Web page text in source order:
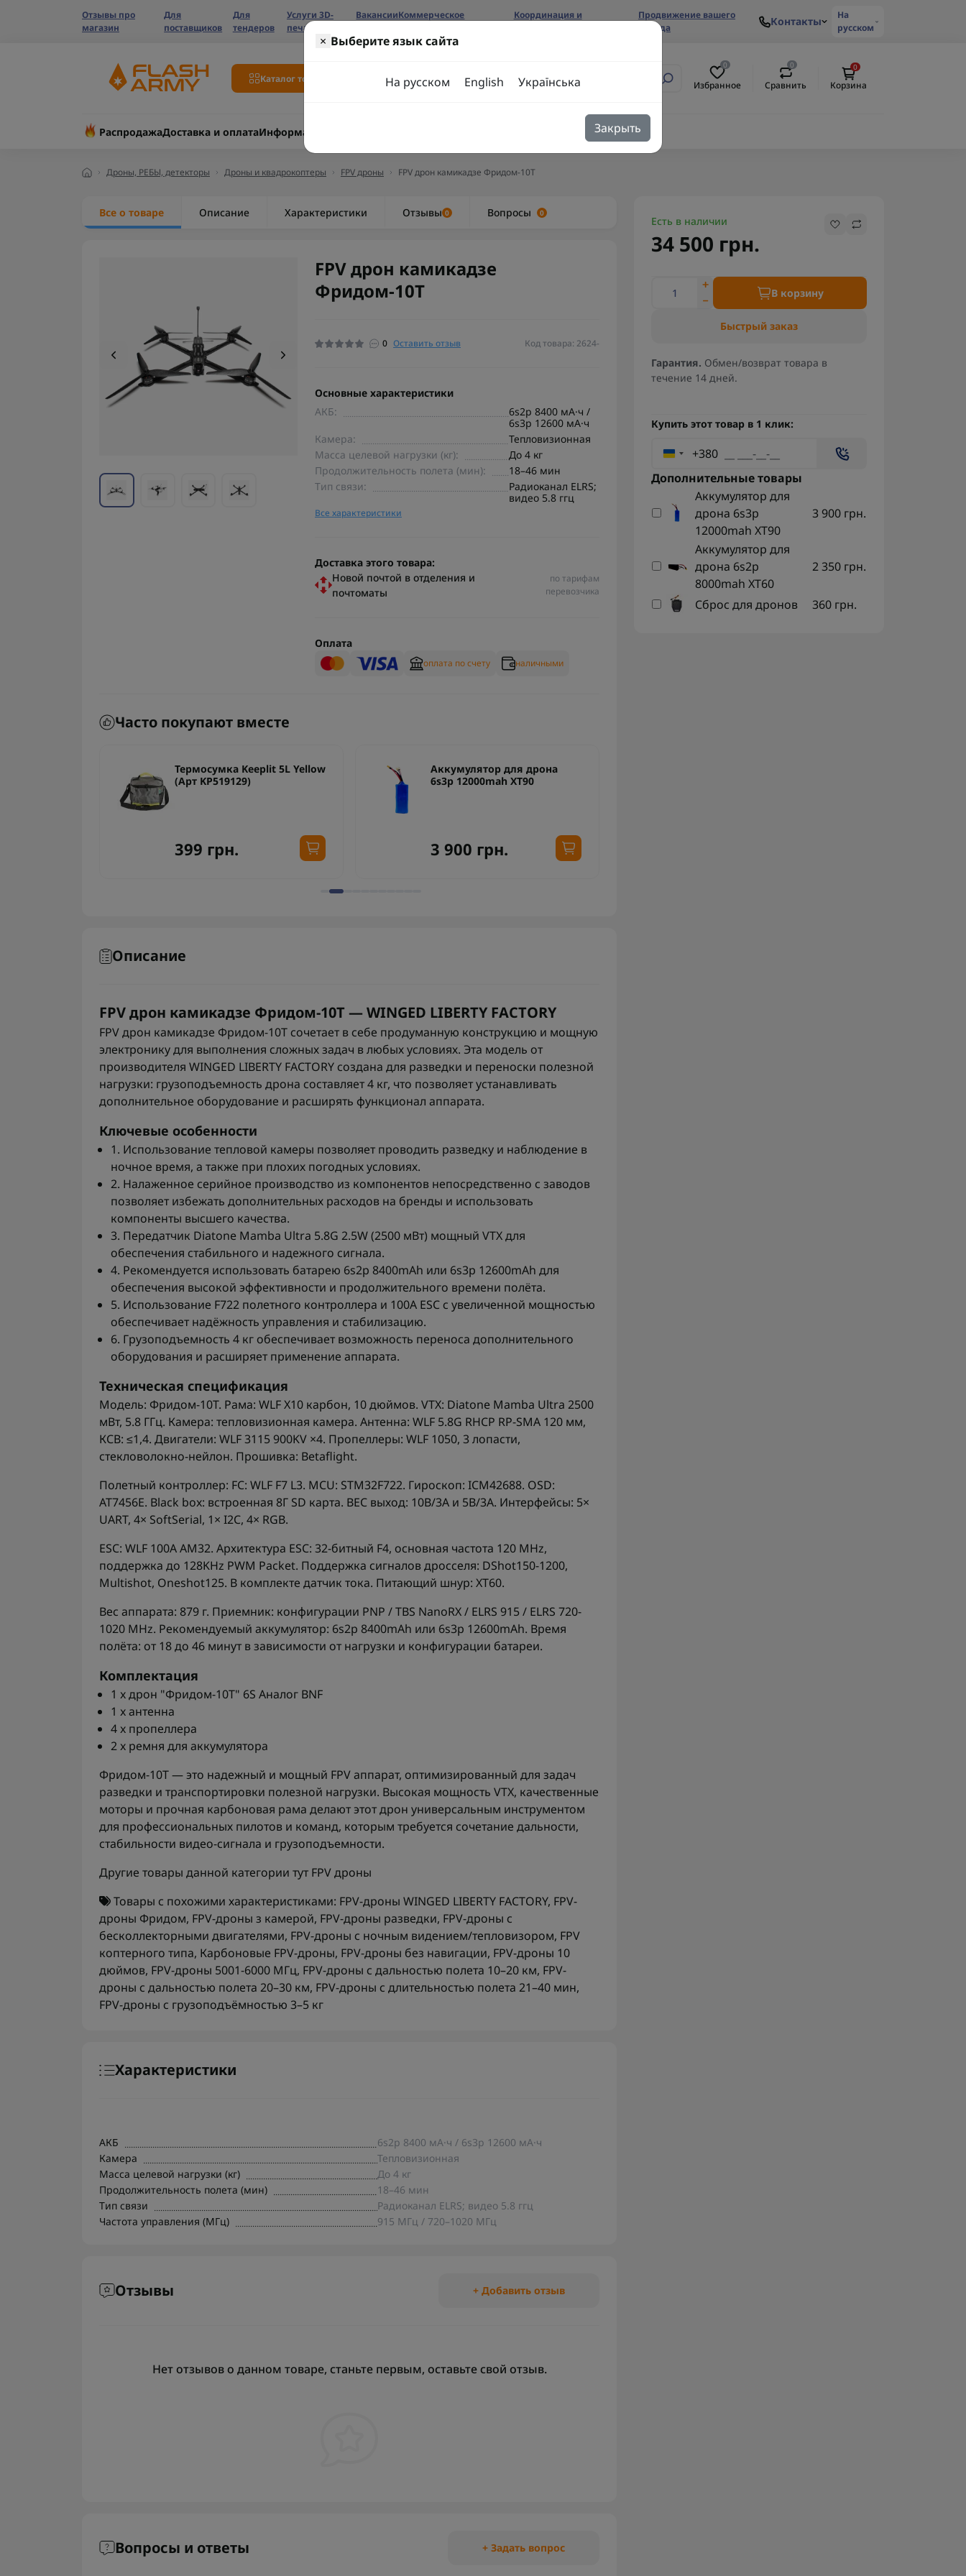
Отзывы про
магазин
Для
поставщиков
Для
тендеров
Услуги 3D-
печати
ВакансииКоммерческое
Координация и
Продвижение вашего
бренда
Контакты
На
русском
Каталог товаров
0
Избранное
0
Сравнить
0
Корзина
РаспродажаДоставка и оплатаИнформация
Дроны, РЕБЫ, детекторы Дроны и квадрокоптеры FPV дроны FPV дрон камикадзе Фридом-10Т
× Выберите язык сайта
На русском English Українська
Закрыть
Все о товаре Описание Характеристики Отзывы 0 Вопросы 0
FPV дрон камикадзе
Фридом-10Т
0 Оставить отзыв Код товара: 2624-
Есть в наличии
34 500 грн.
В корзину
Быстрый заказ
Гарантия. Обмен/возврат товара в
течение 14 дней.
Купить этот товар в 1 клик:
+380
Дополнительные товары
Аккумулятор для
дрона 6s3p
12000mah XT90
3 900 грн.
Аккумулятор для
дрона 6s2p
8000mah XT60
2 350 грн.
Сброс для дронов 360 грн.
Основные характеристики
АКБ:
6s2p 8400 мА·ч /
6s3p 12600 мА·ч
Камера:
Тепловизионная
Масса целевой нагрузки (кг):
До 4 кг
Продолжительность полета (мин):
18–46 мин
Тип связи:
Радиоканал ELRS;
видео 5.8 ггц
Все характеристики
Доставка этого товара:
Новой почтой в отделения и
почтоматы
по тарифам
перевозчика
Оплата
оплата по счету наличными
Часто покупают вместе
Термосумка Keeplit 5L Yellow
(Арт KP519129)
399 грн.
Аккумулятор для дрона
6s3p 12000mah XT90
3 900 грн.
Описание
FPV дрон камикадзе Фридом-10Т — WINGED LIBERTY FACTORY
FPV дрон камикадзе Фридом-10Т сочетает в себе продуманную конструкцию и мощную
электронику для выполнения сложных задач в любых условиях. Эта модель от
производителя WINGED LIBERTY FACTORY создана для разведки и переноски полезной
нагрузки: грузоподъемность дрона составляет 4 кг, что позволяет устанавливать
дополнительное оборудование и расширять функционал аппарата.
Ключевые особенности
1. Использование тепловой камеры позволяет проводить разведку и наблюдение в
ночное время, а также при плохих погодных условиях.
2. Налаженное серийное производство из компонентов непосредственно с заводов
позволяет избежать дополнительных расходов на бренды и использовать
компоненты высшего качества.
3. Передатчик Diatone Mamba Ultra 5.8G 2.5W (2500 мВт) мощный VTX для
обеспечения стабильного и надежного сигнала.
4. Рекомендуется использовать батарею 6s2p 8400mAh или 6s3p 12600mAh для
обеспечения высокой эффективности и продолжительного времени полёта.
5. Использование F722 полетного контроллера и 100A ESC с увеличенной мощностью
обеспечивает надёжность управления и стабилизацию.
6. Грузоподъемность 4 кг обеспечивает возможность переноса дополнительного
оборудования и расширяет применение аппарата.
Техническая спецификация
Модель: Фридом-10Т. Рама: WLF X10 карбон, 10 дюймов. VTX: Diatone Mamba Ultra 2500
мВт, 5.8 ГГц. Камера: тепловизионная камера. Антенна: WLF 5.8G RHCP RP-SMA 120 мм,
КСВ: ≤1,4. Двигатели: WLF 3115 900KV ×4. Пропеллеры: WLF 1050, 3 лопасти,
стекловолокно-нейлон. Прошивка: Betaflight.
Полетный контроллер: FC: WLF F7 L3. MCU: STM32F722. Гироскоп: ICM42688. OSD:
AT7456E. Black box: встроенная 8Г SD карта. BEC выход: 10В/3А и 5В/3А. Интерфейсы: 5×
UART, 4× SoftSerial, 1× I2C, 4× RGB.
ESC: WLF 100A AM32. Архитектура ESC: 32-битный F4, основная частота 120 MHz,
поддержка до 128KHz PWM Packet. Поддержка сигналов дросселя: DShot150-1200,
Multishot, Oneshot125. В комплекте датчик тока. Питающий шнур: XT60.
Вес аппарата: 879 г. Приемник: конфигурации PNP / TBS NanoRX / ELRS 915 / ELRS 720-
1020 MHz. Рекомендуемый аккумулятор: 6s2p 8400mAh или 6s3p 12600mAh. Время
полёта: от 18 до 46 минут в зависимости от нагрузки и конфигурации батареи.
Комплектация
1 x дрон "Фридом-10Т" 6S Аналог BNF
1 x антенна
4 x пропеллера
2 x ремня для аккумулятора
Фридом-10Т — это надежный и мощный FPV аппарат, оптимизированный для задач
разведки и транспортировки полезной нагрузки. Высокая мощность VTX, качественные
моторы и прочная карбоновая рама делают этот дрон универсальным инструментом
для профессиональных пилотов и команд, которым требуется сочетание дальности,
стабильности видео-сигнала и грузоподъемности.
Другие товары данной категории тут FPV дроны
Товары с похожими характеристиками: FPV-дроны WINGED LIBERTY FACTORY, FPV-
дроны Фридом, FPV-дроны з камерой, FPV-дроны разведки, FPV-дроны с
бесколлекторными двигателями, FPV-дроны с ночным видением/тепловизором, FPV
коптерного типа, Карбоновые FPV-дроны, FPV-дроны без навигации, FPV-дроны 10
дюймов, FPV-дроны 5001-6000 МГц, FPV-дроны с дальностью полета 10–20 км, FPV-
дроны с дальностью полета 20–30 км, FPV-дроны с длительностью полета 21–40 мин,
FPV-дроны с грузоподъёмностью 3–5 кг
Характеристики
АКБ
6s2p 8400 мА·ч / 6s3p 12600 мА·ч
Камера
Тепловизионная
Масса целевой нагрузки (кг)
До 4 кг
Продолжительность полета (мин)
18–46 мин
Тип связи
Радиоканал ELRS; видео 5.8 ггц
Частота управления (МГц)
915 МГц / 720–1020 МГц
Отзывы + Добавить отзыв
Нет отзывов о данном товаре, станьте первым, оставьте свой отзыв.
Вопросы и ответы + Задать вопрос